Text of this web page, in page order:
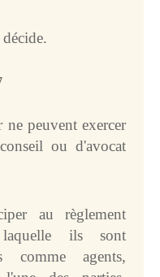
peuvent exercer
ou d'avocat
au règlement
ils sont
comme agents,